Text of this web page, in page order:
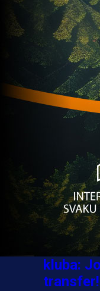
1 sedmica 6
A Selekcija
Ovo
Vasilj
kluba!
4 sedmica 9
A Selekcija
Jovo
Cluja
transfer!
5 dan 9 h
A Selekcija
Stigla
kluba: